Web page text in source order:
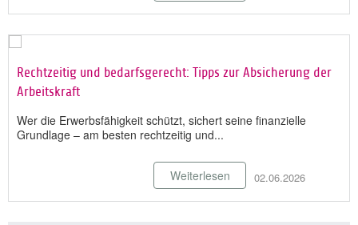
Rechtzeitig und bedarfsgerecht: Tipps zur Absicherung der
Arbeitskraft
Wer die Erwerbsfähigkeit schützt, sichert seine finanzielle
Grundlage – am besten rechtzeitig und...
02.06.2026
Weiterlesen